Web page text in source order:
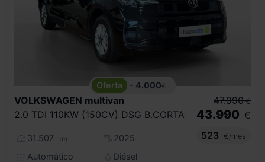
- 4.000€
VOLKSWAGEN multivan
2.0 TDI 110KW (150CV) DSG B.CORTA
31.507 km
2025
Automático
Diésel
47.990 €
43.990 €
523
€/mes